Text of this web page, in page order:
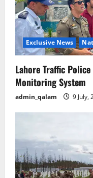
i
o
n
Exclusive News
Lahore Traffic
Monitoring System
admin_qalam 9 July,